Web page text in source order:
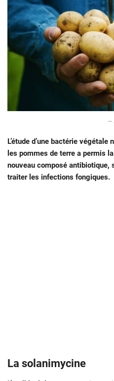
—
L’étude d’une bactérie
les pommes de terre a permis
nouveau composé antibiotique,
traiter les infections fongiques.
La solanimycine